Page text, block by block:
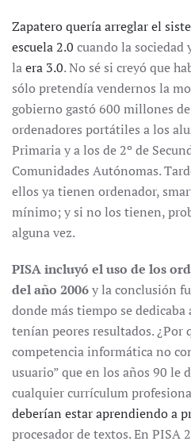
Zapatero quería arreglar el
escuela 2.0 cuando la sociedad
laera 3.0. No sé si creyó que
sólo pretendía vendernos la
gobierno gastó 600 millones
ordenadores portátiles a los
Primaria y a los de 2º de
Comunidades Autónomas.
ellos ya tienen ordenador,
mínimo; y si no los tienen,
alguna vez.
PISA incluyó el uso de los
del año 2006y la conclusión
donde más tiempo se
tenían peores resultados. ¿Por
competencia informática no
usuario” que en los años 90 le
cualquier currículum
deberían estar aprendiendo a
procesador de textos. En PISA